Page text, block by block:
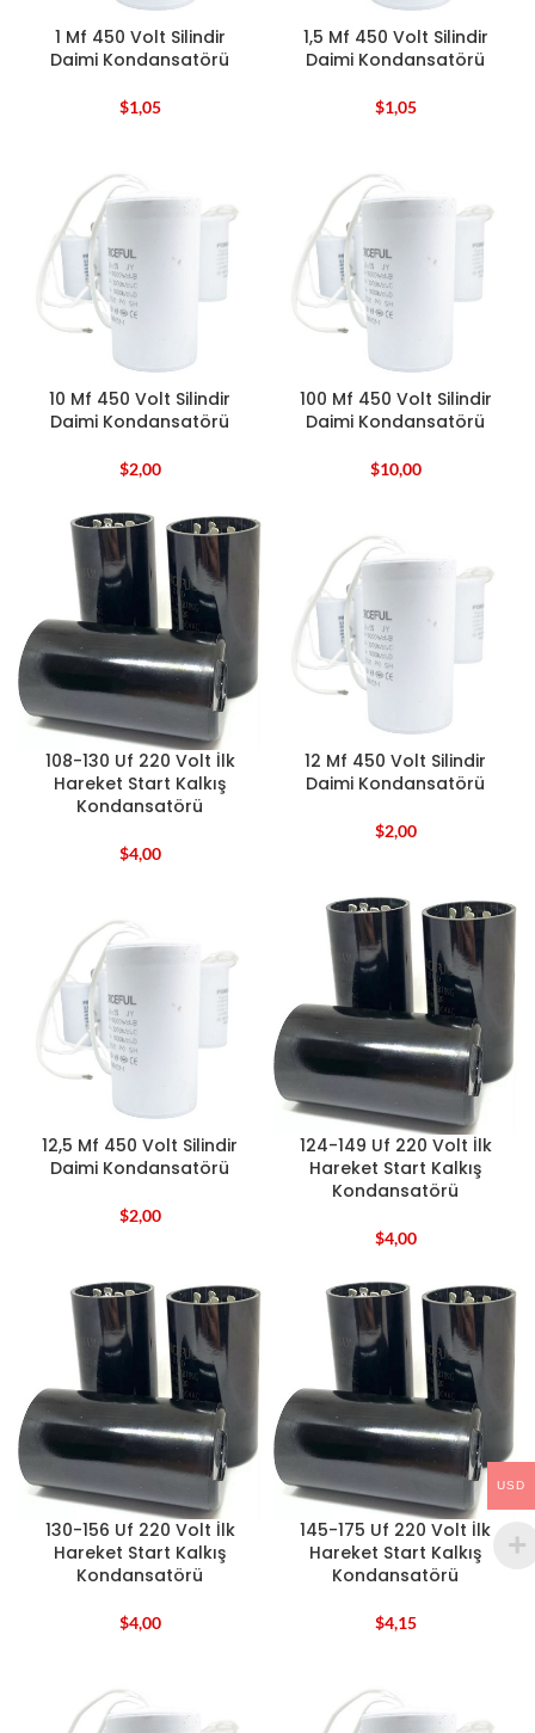
1 Mf 450 Volt Silindir
Daimi Kondansatörü
$1,05
1,5 Mf 450 Volt Silindir
Daimi Kondansatörü
$1,05
10 Mf 450 Volt Silindir
Daimi Kondansatörü
$2,00
100 Mf 450 Volt Silindir
Daimi Kondansatörü
$10,00
108-130 Uf 220 Volt İlk
Hareket Start Kalkış
Kondansatörü
$4,00
12 Mf 450 Volt Silindir
Daimi Kondansatörü
$2,00
12,5 Mf 450 Volt Silindir
Daimi Kondansatörü
$2,00
124-149 Uf 220 Volt İlk
Hareket Start Kalkış
Kondansatörü
$4,00
130-156 Uf 220 Volt İlk
Hareket Start Kalkış
Kondansatörü
$4,00
145-175 Uf 220 Volt İlk
Hareket Start Kalkış
Kondansatörü
$4,15
USD